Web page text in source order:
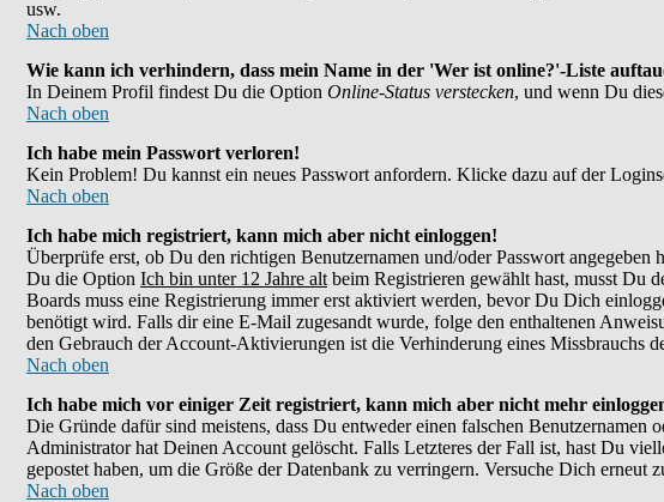
usw.
Nach oben
Wie kann ich verhindern, dass mein Name in der 'Wer ist online?'-Liste
In Deinem Profil findest Du die Option Online-Status verstecken, und wenn Du
Nach oben
Ich habe mein Passwort verloren!
Kein Problem! Du kannst ein neues Passwort anfordern. Klicke dazu auf der
Nach oben
Ich habe mich registriert, kann mich aber nicht einloggen!
Überprüfe erst, ob Du den richtigen Benutzernamen und/oder Passwort
Du die Option Ich bin unter 12 Jahre alt beim Registrieren gewählt hast, musst Du
Boards muss eine Registrierung immer erst aktiviert werden, bevor Du Dich
benötigt wird. Falls dir eine E-Mail zugesandt wurde, folge den enthaltenen
den Gebrauch der Account-Aktivierungen ist die Verhinderung eines Missbrauchs
Nach oben
Ich habe mich vor einiger Zeit registriert, kann mich aber nicht mehr
Die Gründe dafür sind meistens, dass Du entweder einen falschen
Administrator hat Deinen Account gelöscht. Falls Letzteres der Fall ist, hast Du
gepostet haben, um die Größe der Datenbank zu verringern. Versuche Dich
Nach oben